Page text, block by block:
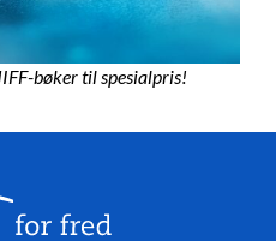
bøker til spesialpris!